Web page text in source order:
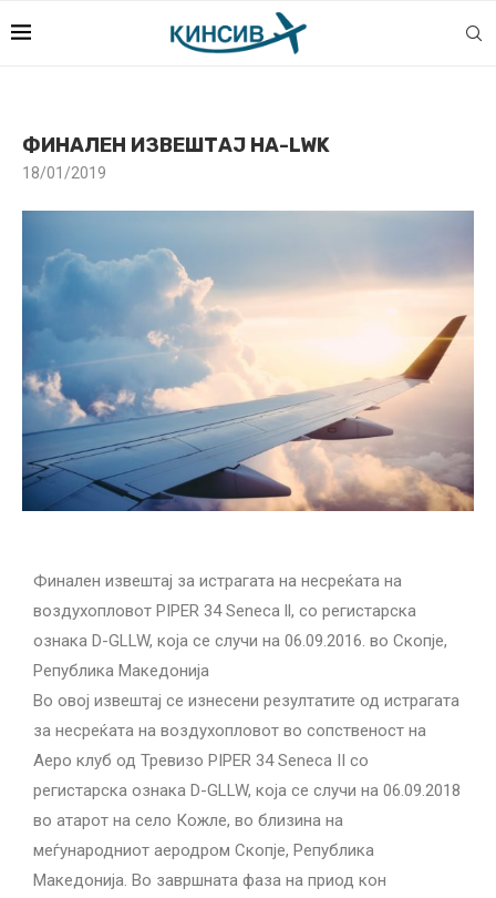
ФИНАЛЕН ИЗВЕШТАЈ HA-LWK
18/01/2019
Финален извештај за истрагата на несреќата на
воздухопловот PIPER 34 Seneca ll, со регистарска
ознака D-GLLW, која се случи на 06.09.2016. во Скопје,
Република Македонија
Во овој извештај се изнесени резултатите од истрагата
за несреќата на воздухопловот во сопственост на
Аеро клуб од Тревизо PIPER 34 Seneca II со
регистарска ознака D-GLLW, која се случи на 06.09.2018
во атарот на село Кожле, во близина на
меѓународниот аеродром Скопје, Република
Македонија. Во завршната фаза на приод кон